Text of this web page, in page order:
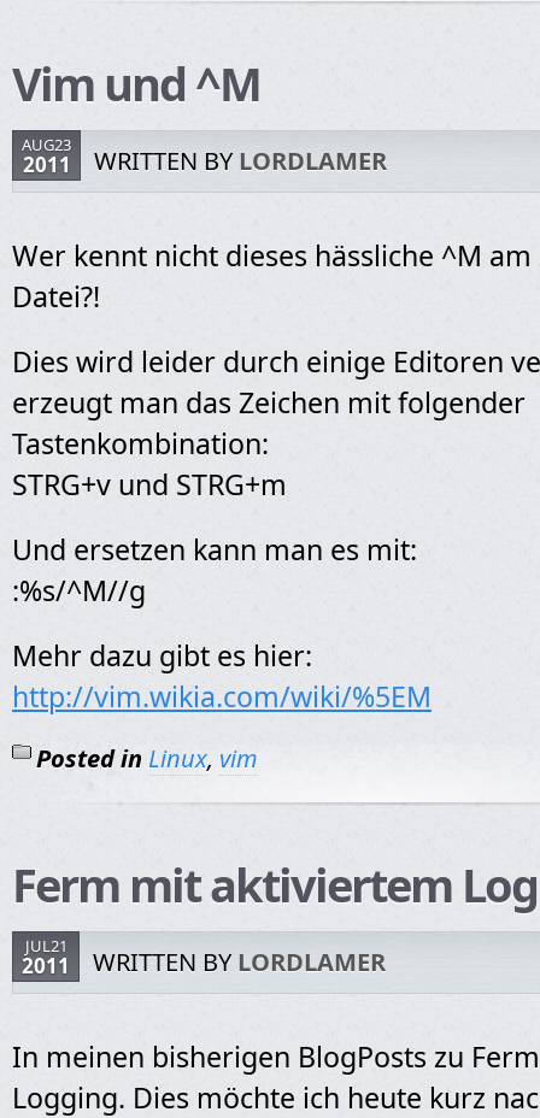
Vim und ^M
AUG23
2011 WRITTEN BYLORDLAMER
Wer kennt nicht dieses hässliche ^M
Datei?!
Dies wird leider durch einige Editoren
erzeugt man das Zeichen mit folgender
Tastenkombination:
STRG+v und STRG+m
Und ersetzen kann man es mit:
:%s/^M//g
Mehr dazu gibt es hier:
http://vim.wikia.com/wiki/%5EM
Posted in Linux, vim
Ferm mit aktiviertem Log
JUL21
2011 WRITTEN BYLORDLAMER
In meinen bisherigen BlogPosts zu
Logging. Dies möchte ich heute kurz